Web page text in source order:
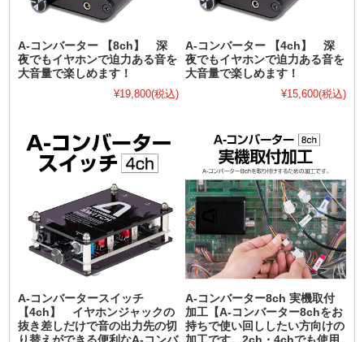
A-コンバーター 【8ch】 深
夜でもイヤホンで迫力ある音を
大音量で楽しめます！
¥19,800(税込)
A-コンバーター 【4ch】 深
夜でもイヤホンで迫力ある音を
大音量で楽しめます！
¥15,600(税込)
A-コンバータースイッチ
【4ch】 イヤホンジャックの
抜き差しだけで音の出力先の切
A-コンバーター8ch 実機取付
加工【A-コンバーター8chをお
持ちで使い回ししたい方向けの